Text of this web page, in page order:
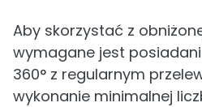
Aby skorzystać z
wymagane jest
360° z regularnym
wykonanie minimalnej